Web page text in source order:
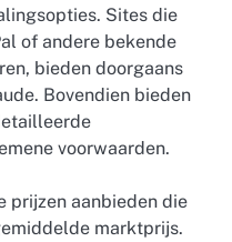
Sites die
of andere bekende
bieden doorgaans
Bovendien bieden
voorwaarden.
prijzen aanbieden die
marktprijs.